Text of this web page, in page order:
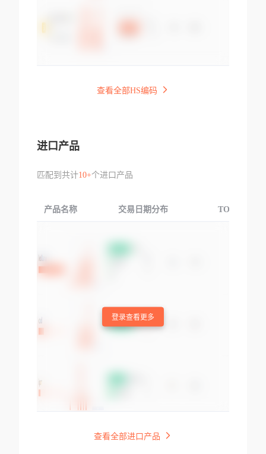
查看全部HS编码
进口产品
匹配到共计10+个进口产品
产品名称 交易日期分布 TOP3交易国
登录查看更多
查看全部进口产品